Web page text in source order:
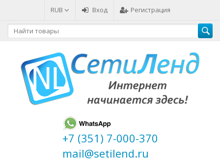
RUB Вход Регистрация
+7 (351) 7-000-370
mail@setilend.ru